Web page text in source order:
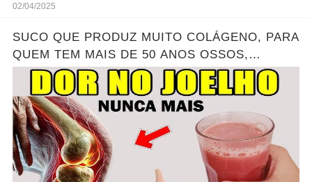
02/04/2025
SUCO QUE PRODUZ MUITO COLÁGENO, PARA
QUEM TEM MAIS DE 50 ANOS OSSOS,
JOELHOS E ARTICULAÇÕES FORTES